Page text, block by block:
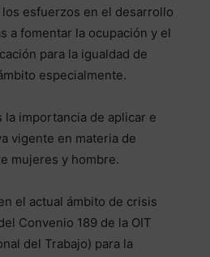
esfuerzos en el desarrollo
a fomentar la ocupación y el
para la igualdad de
especialmente.
la importancia de aplicar e
vigente en materia de
mujeres y hombre.
el actual ámbito de crisis
Convenio 189 de la OIT
del Trabajo) para la